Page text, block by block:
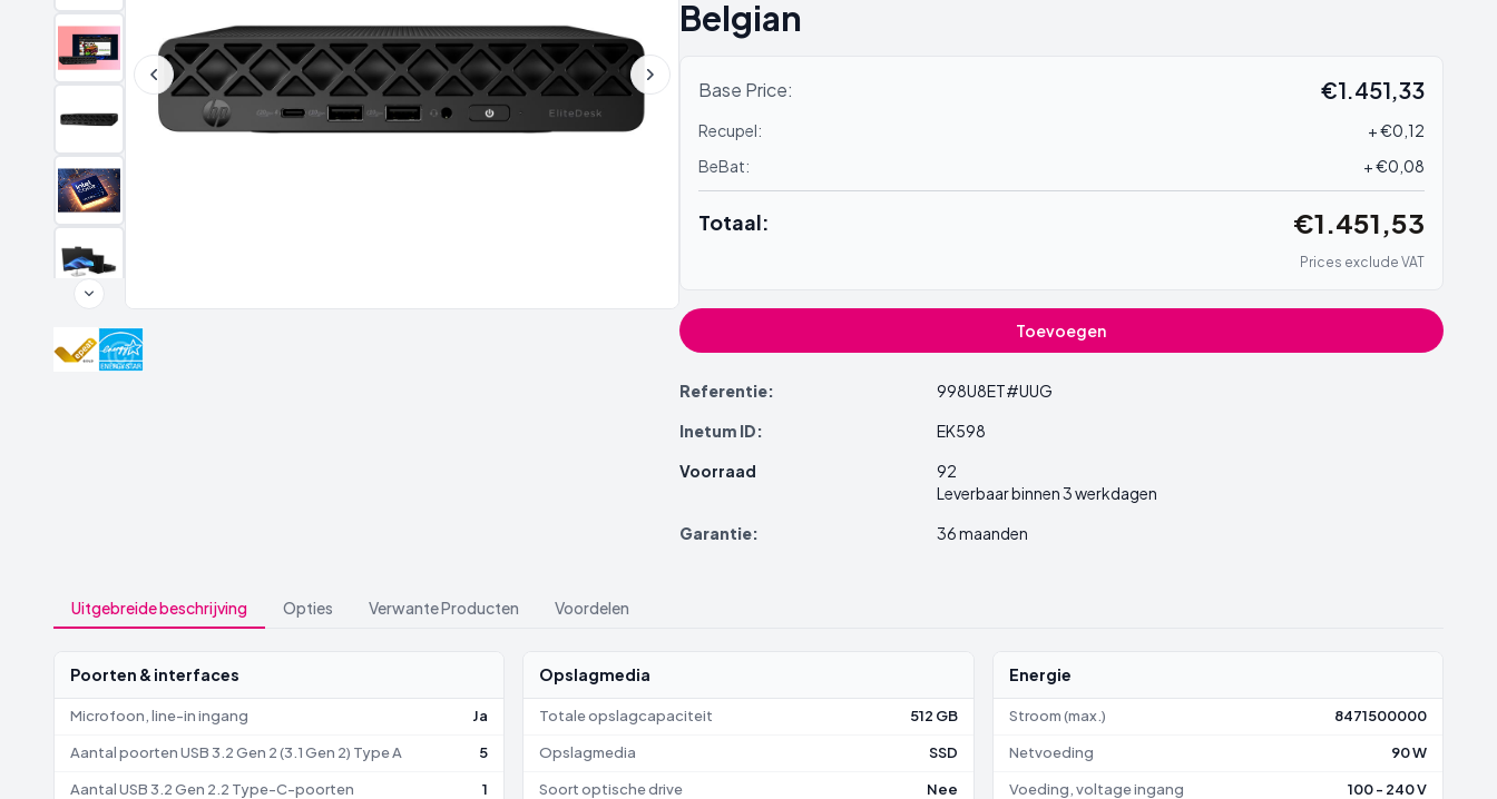
Belgian
Base Price: €1.451,33
Recupel:
+ €0,12
BeBat:
+ €0,08
Totaal: €1.451,53
Prices exclude VAT
Toevoegen
Referentie:
998U8ET#UUG
Inetum ID:
EK598
Voorraad
92
Leverbaar binnen 3 werkdagen
Garantie:
36 maanden
Uitgebreide beschrijving Opties Verwante Producten Voordelen
Poorten & interfaces
Microfoon, line-in ingang Ja
Aantal poorten USB 3.2 Gen 2 (3.1 Gen 2) Type A 5
Aantal USB 3.2 Gen 2.2 Type-C-poorten 1
Opslagmedia
Totale opslagcapaciteit 512 GB
Opslagmedia SSD
Soort optische drive Nee
Energie
Stroom (max.) 8471500000
Netvoeding 90 W
Voeding, voltage ingang 100 - 240 V